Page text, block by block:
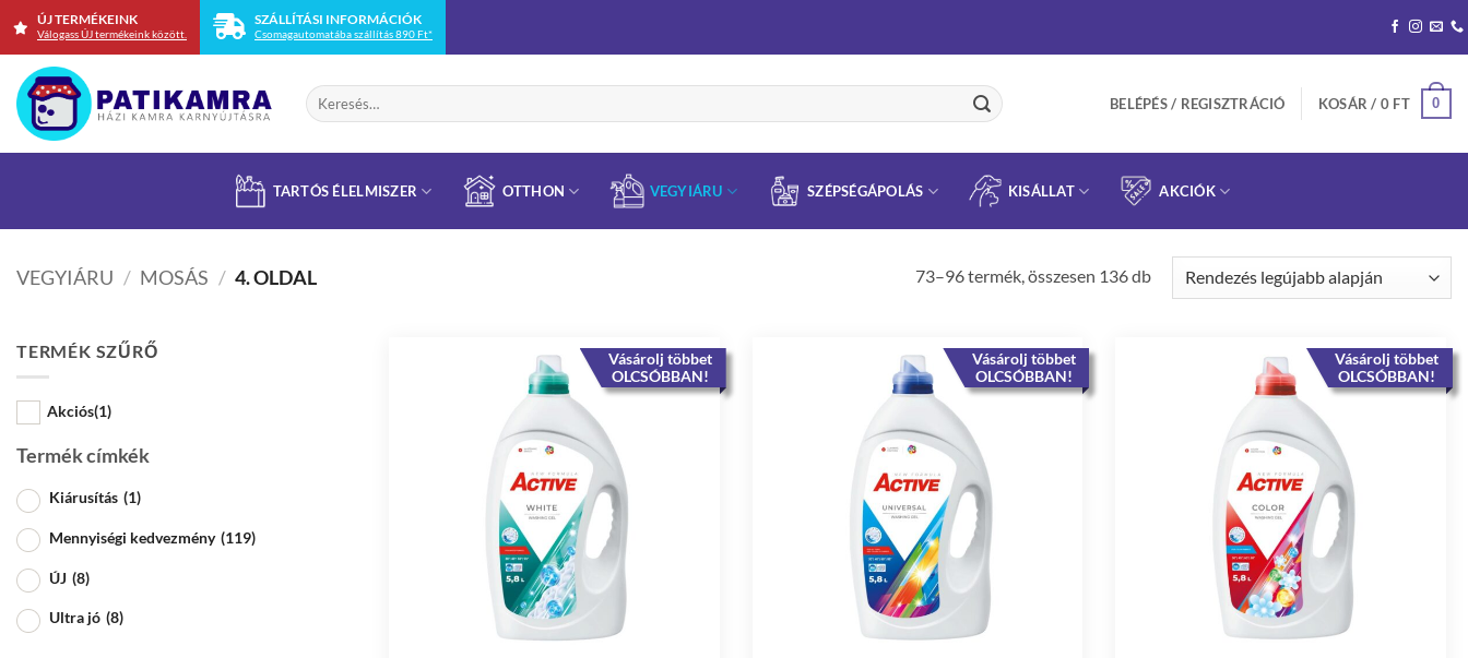
content
ÚJ TERMÉKEINK
Válogass ÚJ termékeink között.
SZÁLLÍTÁSI INFORMÁCIÓK
Csomagautomatába szállítás 890 Ft*
Keresés
a
BELÉPÉS / REGISZTRÁCIÓ KOSÁR / 0 FT 0
TARTÓS ÉLELMISZER OTTHON VEGYIÁRU SZÉPSÉGÁPOLÁS KISÁLLAT AKCIÓK
VEGYIÁRU / MOSÁS / 4. OLDAL 73–96 termék, összesen 136 dbSorted
TERMÉK SZŰRŐ
Akciós(1)
Termék címkék
Kiárusítás (1)
Mennyiségi kedvezmény (119)
ÚJ (8)
Ultra jó (8)
Vásárolj többet
OLCSÓBBAN!
Vásárolj többet
OLCSÓBBAN!
Vásárolj többet
OLCSÓBBAN!